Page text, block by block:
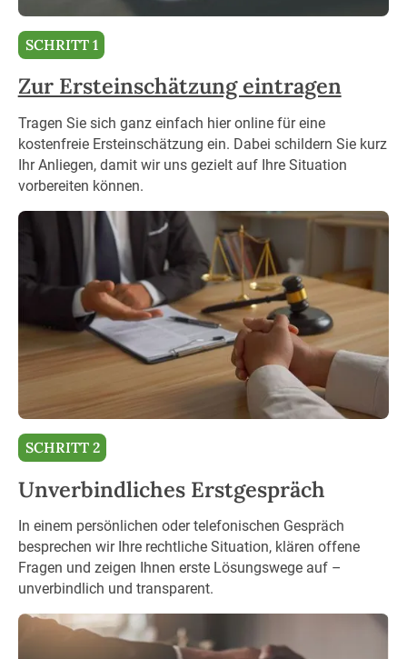
SCHRITT 1
Zur Ersteinschätzung eintragen
Tragen Sie sich ganz einfach hier online für eine
kostenfreie Ersteinschätzung ein. Dabei schildern Sie kurz
Ihr Anliegen, damit wir uns gezielt auf Ihre Situation
vorbereiten können.
SCHRITT 2
Unverbindliches Erstgespräch
In einem persönlichen oder telefonischen Gespräch
besprechen wir Ihre rechtliche Situation, klären offene
Fragen und zeigen Ihnen erste Lösungswege auf –
unverbindlich und transparent.